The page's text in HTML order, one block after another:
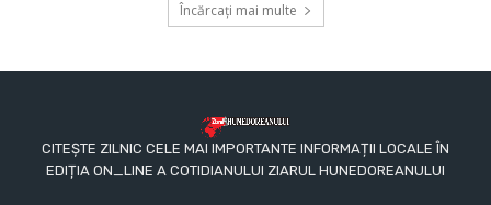
Încărcați mai multe
CITEȘTE ZILNIC CELE MAI IMPORTANTE INFORMAȚII LOCALE ÎN
EDIȚIA ON_LINE A COTIDIANULUI ZIARUL HUNEDOREANULUI